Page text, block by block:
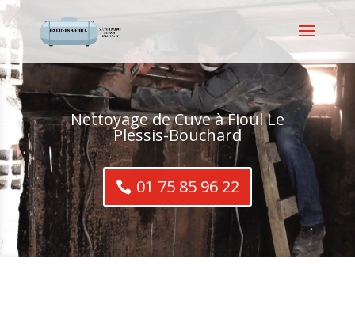
Nettoyage de Cuve à Fioul Le
Plessis-Bouchard
01 75 85 96 22